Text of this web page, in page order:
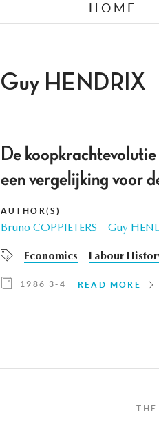
HOME
Guy HENDRIX
De
een vergelijking voor
AUTHOR(S)
Bruno COPPIETERS Guy
Economics Labour
1986 3-4 READ MORE